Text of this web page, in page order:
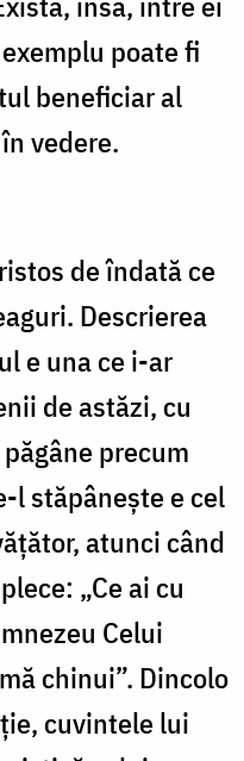
poate fi
beneficiar al
vedere.
de îndată ce
Descrierea
e una ce i-ar
de astăzi, cu
precum
l stăpânește e cel
atunci când
„Ce ai cu
Celui
chinui”. Dincolo
cuvintele lui